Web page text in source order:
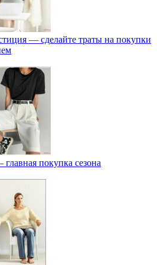
— сделайте траты на покупки
покупка сезона